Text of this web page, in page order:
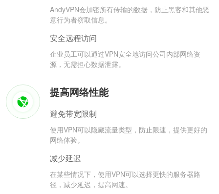
AndyVPN会加密所有传输的数据，防止黑客和其他恶
意行为者窃取信息。
安全远程访问
企业员工可以通过VPN安全地访问公司内部网络资
源，无需担心数据泄露。
提高网络性能
避免带宽限制
使用VPN可以隐藏流量类型，防止限速，提供更好的
网络体验。
减少延迟
在某些情况下，使用VPN可以选择更快的服务器路
径，减少延迟，提高网速。